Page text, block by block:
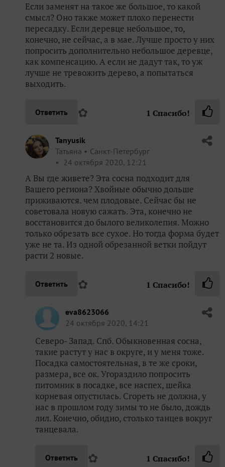
Если заменят на такое же большое, то какой
смысл? Оно также может плохо перенести
пересадку. Если деревце небольшое, то,
конечно, не сейчас, а в мае. Лучше просто у них
попросить дополнительно небольшое деревце,
как компенсацию. А если не дадут так, то уж
лучше не тревожить дерево, а попытаться
выходить.
Ответить ✿ 1 Спасибо!
Tanyusik
Татьяна
Санкт-Петербург
24 октября 2020, 12:21
А Вы где живете? Эта сосна подходит для
Вашего региона? Хвойные обычно дольше
приживаются. чем плодовые. Сейчас бы не
советовала новую сажать. Эта, конечно не
восстановится до былого великолепия. Можно
только обрезать все сухое. Но тогда форма будет
уже не та. Из одной обрезанной ветки пойдут
расти 2 новые.
Ответить ✿ 1 Спасибо!
eva8623066
24 октября 2020, 14:21
Северо- Запад. Спб. Обыкновенная сосна,
такие растут у нас в округе, и у меня тоже.
Посадка самостоятельная, в те же сроки,
размера, все ок. Угораздило попросить
питомник в посадке, все наспех, шейка
корневая опустилась. Сгореть не должна, у
нас в прошлом году зимы то не было, дождь
лил. Конечно, обидно, столько танцев вокруг
танцевала.
Ответить ✿ 1 Спасибо!